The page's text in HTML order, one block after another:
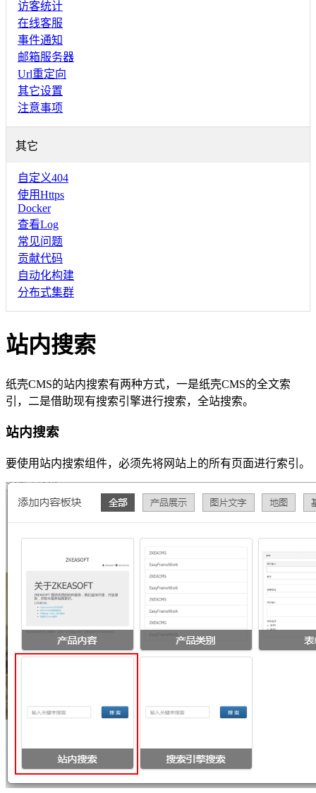
访客统计
在线客服
事件通知
邮箱服务器
Url重定向
其它设置
注意事项
其它
自定义404
使用Https
Docker
查看Log
常见问题
贡献代码
自动化构建
分布式集群
站内搜索
纸壳CMS的站内搜索有两种方式，一是纸壳CMS的全文索
引，二是借助现有搜索引擎进行搜索，全站搜索。
站内搜索
要使用站内搜索组件，必须先将网站上的所有页面进行索引。